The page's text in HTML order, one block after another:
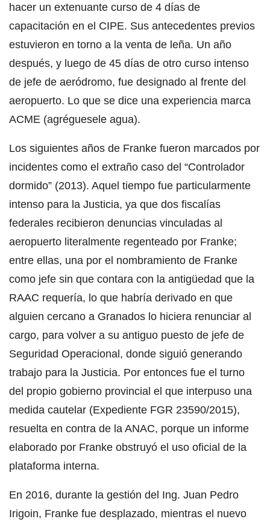
hacer un extenuante curso de 4 días de
capacitación en el CIPE. Sus antecedentes previos
estuvieron en torno a la venta de leña. Un año
después, y luego de 45 días de otro curso intenso
de jefe de aeródromo, fue designado al frente del
aeropuerto. Lo que se dice una experiencia marca
ACME (agréguesele agua).
Los siguientes años de Franke fueron marcados por
incidentes como el extraño caso del “Controlador
dormido” (2013). Aquel tiempo fue particularmente
intenso para la Justicia, ya que dos fiscalías
federales recibieron denuncias vinculadas al
aeropuerto literalmente regenteado por Franke;
entre ellas, una por el nombramiento de Franke
como jefe sin que contara con la antigüedad que la
RAAC requería, lo que habría derivado en que
alguien cercano a Granados lo hiciera renunciar al
cargo, para volver a su antiguo puesto de jefe de
Seguridad Operacional, donde siguió generando
trabajo para la Justicia. Por entonces fue el turno
del propio gobierno provincial el que interpuso una
medida cautelar (Expediente FGR 23590/2015),
resuelta en contra de la ANAC, porque un informe
elaborado por Franke obstruyó el uso oficial de la
plataforma interna.
En 2016, durante la gestión del Ing. Juan Pedro
Irigoin, Franke fue desplazado, mientras el nuevo